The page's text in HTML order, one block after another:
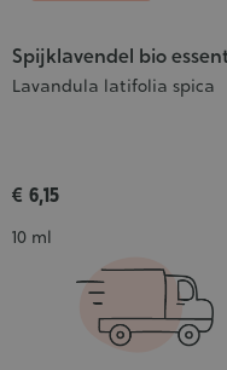
Spijklavendel bio
Lavandula latifolia spica
€ 6,15
Inhoud
10 ml